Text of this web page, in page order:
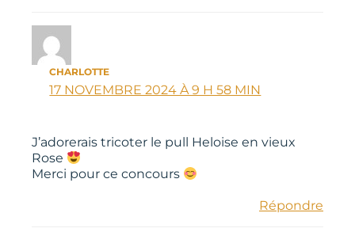
CHARLOTTE
17 NOVEMBRE 2024 À 9 H 58 MIN
J’adorerais tricoter le pull Heloise en vieux
Rose
Merci pour ce concours
Répondre